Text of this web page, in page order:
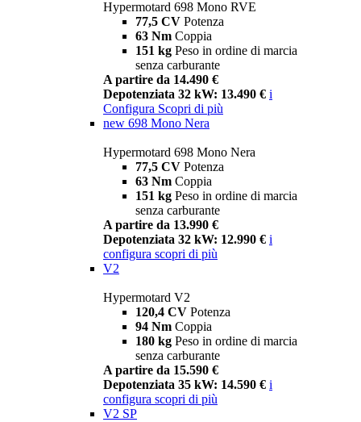
Hypermotard 698 Mono RVE
77,5 CV Potenza
63 Nm Coppia
151 kg Peso in ordine di marcia
senza carburante
A partire da 14.490 €
Depotenziata 32 kW: 13.490 € i
Configura Scopri di più
new 698 Mono Nera
Hypermotard 698 Mono Nera
77,5 CV Potenza
63 Nm Coppia
151 kg Peso in ordine di marcia
senza carburante
A partire da 13.990 €
Depotenziata 32 kW: 12.990 € i
configura scopri di più
V2
Hypermotard V2
120,4 CV Potenza
94 Nm Coppia
180 kg Peso in ordine di marcia
senza carburante
A partire da 15.590 €
Depotenziata 35 kW: 14.590 € i
configura scopri di più
V2 SP